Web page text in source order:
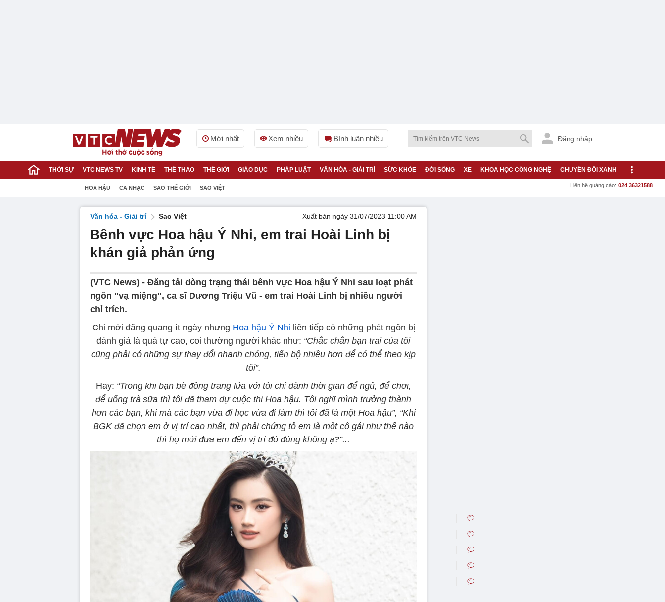
Mới nhất Xem nhiều Bình luận nhiều Đăng nhập
THỜI SỰ VTC NEWS TV KINH TẾ THỂ THAO THẾ GIỚI GIÁO DỤC PHÁP LUẬT VĂN HÓA - GIẢI TRÍ SỨC KHỎE ĐỜI SỐNG XE KHOA HỌC CÔNG NGHỆ CHUYỂN ĐỔI XANH
HOA HẬU CA NHẠC SAO THẾ GIỚI SAO VIỆT Liên hệ quảng cáo: 024 36321588
Văn hóa - Giải trí Sao Việt Xuất bản ngày 31/07/2023 11:00 AM
Bênh vực Hoa hậu Ý Nhi, em trai Hoài Linh bị
khán giả phản ứng
(VTC News) - Đăng tải dòng trạng thái bênh vực Hoa hậu Ý Nhi sau loạt phát
ngôn "vạ miệng", ca sĩ Dương Triệu Vũ - em trai Hoài Linh bị nhiều người
chỉ trích.
Chỉ mới đăng quang ít ngày nhưng Hoa hậu Ý Nhi liên tiếp có những phát ngôn bị
đánh giá là quá tự cao, coi thường người khác như: “Chắc chắn bạn trai của tôi
cũng phải có những sự thay đổi nhanh chóng, tiến bộ nhiều hơn để có thể theo kịp
tôi”.
Hay: “Trong khi bạn bè đồng trang lứa với tôi chỉ dành thời gian để ngủ, để chơi,
để uống trà sữa thì tôi đã tham dự cuộc thi Hoa hậu. Tôi nghĩ mình trưởng thành
hơn các bạn, khi mà các bạn vừa đi học vừa đi làm thì tôi đã là một Hoa hậu”, “Khi
BGK đã chọn em ở vị trí cao nhất, thì phải chứng tỏ em là một cô gái như thế nào
thì họ mới đưa em đến vị trí đó đúng không ạ?”...